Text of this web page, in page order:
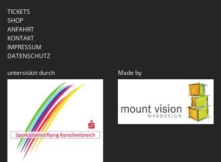
TICKETS
SHOP
ANFAHRT
KONTAKT
IMPRESSUM
DATENSCHUTZ
unterstützt durch
Made by